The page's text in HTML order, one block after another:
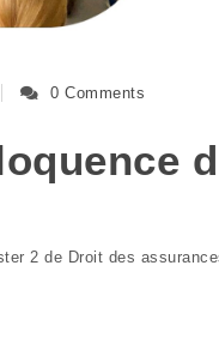
0 Comments
2 de Droit des